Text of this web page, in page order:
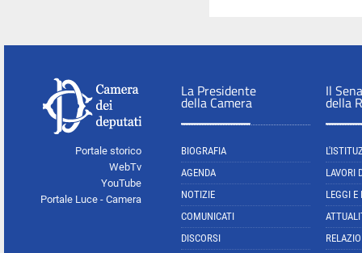
Portale storico
WebTv
YouTube
Portale Luce - Camera
La Presidente
della Camera
BIOGRAFIA
AGENDA
NOTIZIE
COMUNICATI
DISCORSI
Il
della
LAVORI
LEGGI E